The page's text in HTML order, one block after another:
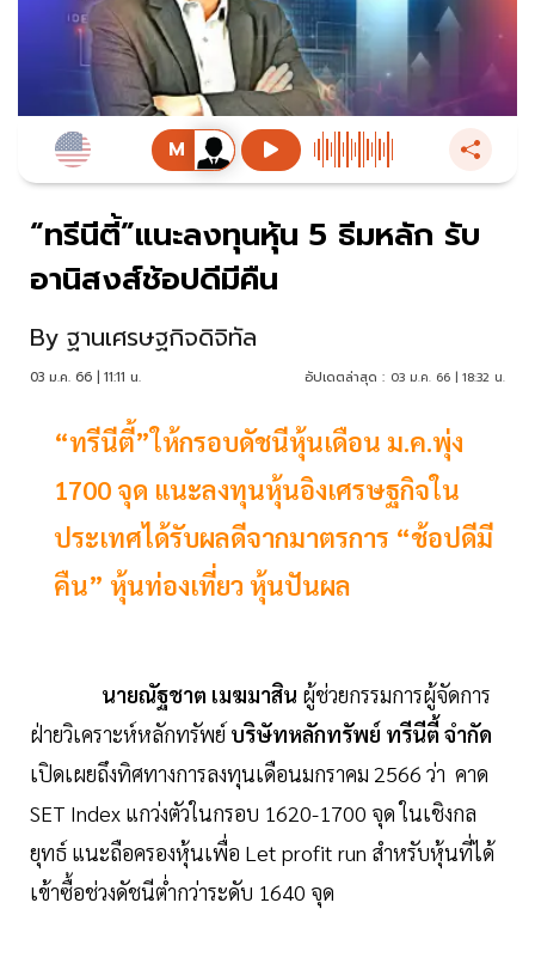
“ทรีนีตี้”แนะลงทุนหุ้น 5 ธีมหลัก รับ
อานิสงส์ช้อปดีมีคืน
By ฐานเศรษฐกิจดิจิทัล
03 ม.ค. 66 | 11:11 น. อัปเดตล่าสุด : 03 ม.ค. 66 | 18:32 น.
“ทรีนีตี้”ให้กรอบดัชนีหุ้นเดือน ม.ค.พุ่ง
1700 จุด แนะลงทุนหุ้นอิงเศรษฐกิจใน
ประเทศได้รับผลดีจากมาตรการ “ช้อปดีมี
คืน” หุ้นท่องเที่ยว หุ้นปันผล
นายณัฐชาต เมฆมาสิน ผู้ช่วยกรรมการผู้จัดการ
ฝ่ายวิเคราะห์หลักทรัพย์ บริษัทหลักทรัพย์ ทรีนีตี้ จำกัด
เปิดเผยถึงทิศทางการลงทุนเดือนมกราคม 2566 ว่า คาด
SET Index แกว่งตัวในกรอบ 1620-1700 จุด ในเชิงกล
ยุทธ์ แนะถือครองหุ้นเพื่อ Let profit run สำหรับหุ้นที่ได้
เข้าซื้อช่วงดัชนีต่ำกว่าระดับ 1640 จุด